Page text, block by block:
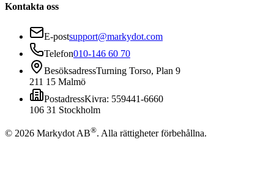
Kontakta oss
E-postsupport@markydot.com
Telefon010-146 60 70
BesöksadressTurning Torso, Plan 9
211 15 Malmö
PostadressKivra: 559441-6660
106 31 Stockholm
© 2026 Markydot AB®. Alla rättigheter förbehållna.